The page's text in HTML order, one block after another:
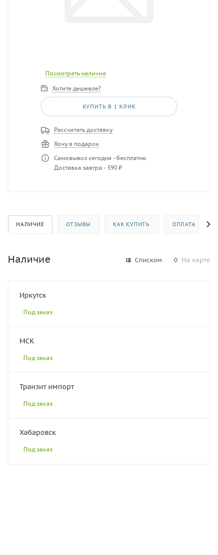
Посмотреть наличие
Хотите дешевле?
КУПИТЬ В 1 КЛИК
Рассчитать доставку
Хочу в подарок
Самовывоз сегодня - бесплатно
Доставка завтра - 390 ₽
НАЛИЧИЕ ОТЗЫВЫ КАК КУПИТЬ ОПЛАТА
Наличие Списком На карте
Иркутск
Под заказ
МСК
Под заказ
Транзит импорт
Под заказ
Хабаровск
Под заказ